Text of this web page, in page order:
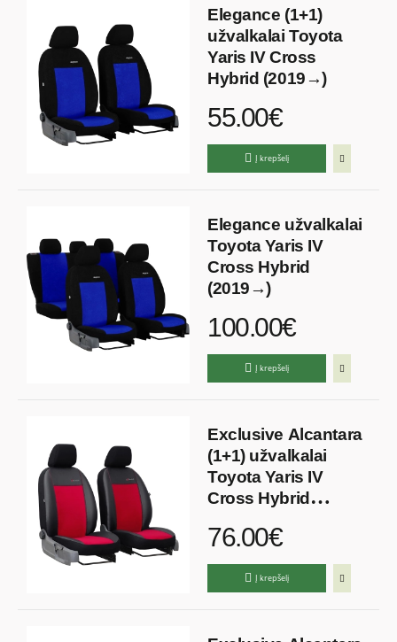
Elegance (1+1)
užvalkalai Toyota
Yaris IV Cross
Hybrid (2019→)
55.00€
Į krepšelį
Elegance užvalkalai
Toyota Yaris IV
Cross Hybrid
(2019→)
100.00€
Į krepšelį
Exclusive Alcantara
(1+1) užvalkalai
Toyota Yaris IV
Cross Hybrid
76.00€
Į krepšelį